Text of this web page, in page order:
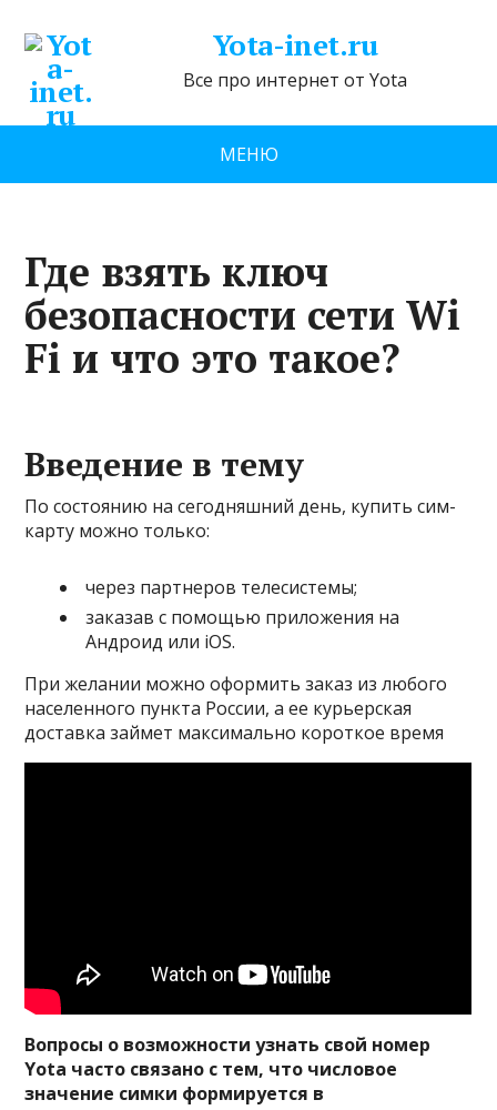
Yota-inet.ru
Все про интернет от Yota
МЕНЮ
Где взять ключ
безопасности сети Wi
Fi и что это такое?
Введение в тему
По состоянию на сегодняшний день, купить сим-
карту можно только:
через партнеров телесистемы;
заказав с помощью приложения на
Андроид или iOS.
При желании можно оформить заказ из любого
населенного пункта России, а ее курьерская
доставка займет максимально короткое время
Вопросы о возможности узнать свой номер
Yota часто связано с тем, что числовое
значение симки формируется в